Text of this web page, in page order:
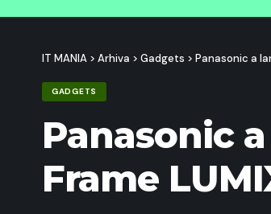
IT MANIA > Arhiva > Gadgets > Panasonic a
GADGETS
Panasonic
Frame